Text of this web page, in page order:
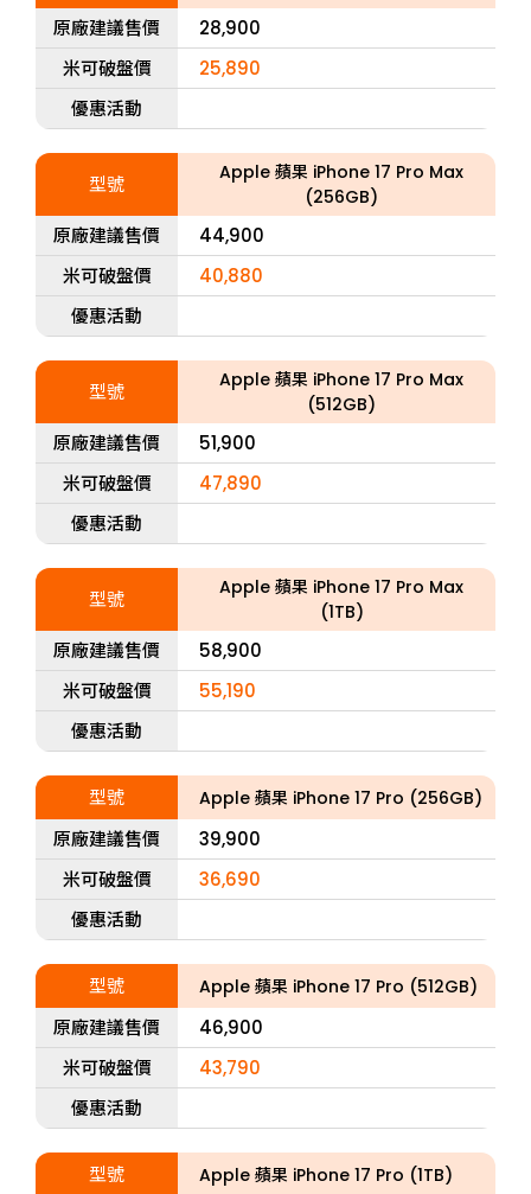
原廠建議售價
28,900
米可破盤價
25,890
優惠活動
型號
Apple 蘋果 iPhone 17 Pro Max
(256GB)
原廠建議售價
44,900
米可破盤價
40,880
優惠活動
型號
Apple 蘋果 iPhone 17 Pro Max
(512GB)
原廠建議售價
51,900
米可破盤價
47,890
優惠活動
型號
Apple 蘋果 iPhone 17 Pro Max
(1TB)
原廠建議售價
58,900
米可破盤價
55,190
優惠活動
型號 Apple 蘋果 iPhone 17 Pro (256GB)
原廠建議售價
39,900
米可破盤價
36,690
優惠活動
型號 Apple 蘋果 iPhone 17 Pro (512GB)
原廠建議售價
46,900
米可破盤價
43,790
優惠活動
型號 Apple 蘋果 iPhone 17 Pro (1TB)